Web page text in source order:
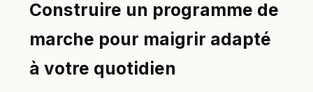
Construire un programme de
marche pour maigrir adapté
à votre quotidien